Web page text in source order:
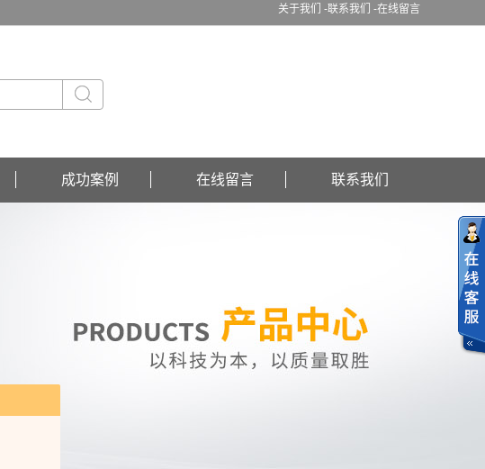
关于我们 -联系我们 -在线留言
成功案例 在线留言 联系我们